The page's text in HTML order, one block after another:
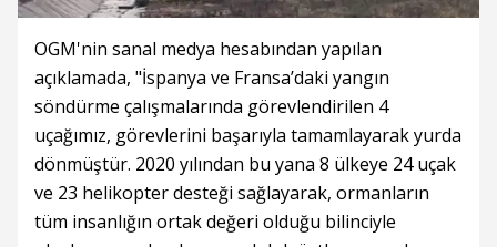
OGM'nin sanal medya hesabından yapılan
açıklamada, "İspanya ve Fransa’daki yangın
söndürme çalışmalarında görevlendirilen 4
uçağımız, görevlerini başarıyla tamamlayarak yurda
dönmüştür. 2020 yılından bu yana 8 ülkeye 24 uçak
ve 23 helikopter desteği sağlayarak, ormanların
tüm insanlığın ortak değeri olduğu bilinciyle